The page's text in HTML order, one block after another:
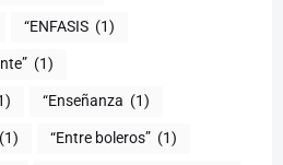
“ENFASIS (1)
(1)
“Enseñanza (1)
(1) “Entre boleros” (1)